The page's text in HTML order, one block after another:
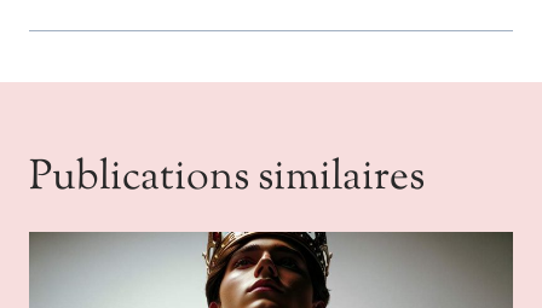
Publications similaires